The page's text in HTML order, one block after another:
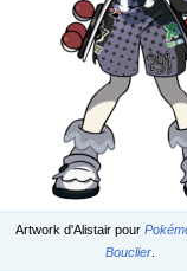
Artwork d'Alistair pour
Bouclier